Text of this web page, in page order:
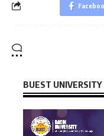
BUEST UNIVERSITY